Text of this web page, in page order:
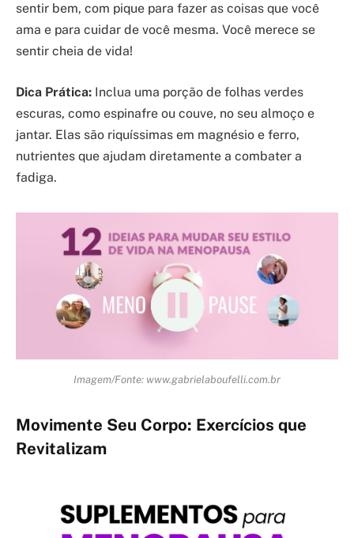
sentir bem, com pique para fazer as coisas que você
ama e para cuidar de você mesma. Você merece se
sentir cheia de vida!
Dica Prática: Inclua uma porção de folhas verdes
escuras, como espinafre ou couve, no seu almoço e
jantar. Elas são riquíssimas em magnésio e ferro,
nutrientes que ajudam diretamente a combater a
fadiga.
Imagem/Fonte: www.gabrielaboufelli.com.br
Movimente Seu Corpo: Exercícios que
Revitalizam